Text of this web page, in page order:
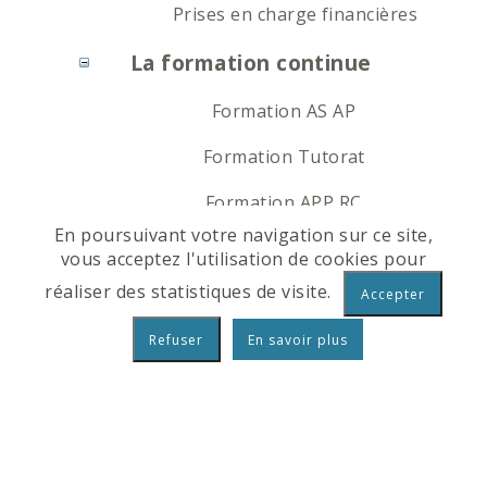
Prises en charge financières
La formation continue
Formation AS AP
Formation Tutorat
Formation APP RC
Information COJURY
Mobilité
Présentation ERASMUS
En poursuivant votre navigation sur ce site,
vous acceptez l'utilisation de cookies pour
réaliser des statistiques de visite.
En savoir plus